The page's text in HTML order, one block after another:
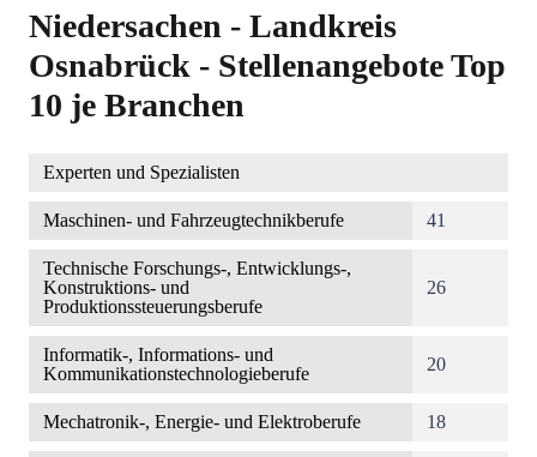
Niedersachen - Landkreis
Osnabrück - Stellenangebote Top
10 je Branchen
Experten und Spezialisten
Maschinen- und Fahrzeugtechnikberufe 41
Technische Forschungs-, Entwicklungs-,
Konstruktions- und
Produktionssteuerungsberufe
26
Informatik-, Informations- und
Kommunikationstechnologieberufe
20
Mechatronik-, Energie- und Elektroberufe 18